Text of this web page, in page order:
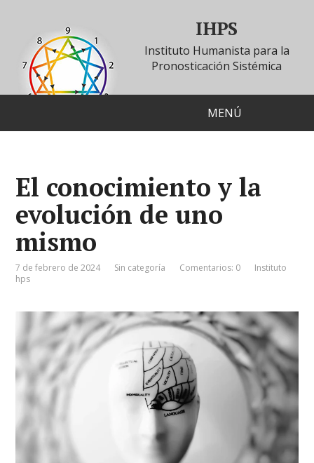
IHPS
Instituto Humanista para la
Pronosticación Sistémica
MENÚ
El conocimiento y la
evolución de uno
mismo
7 de febrero de 2024 Sin categoría Comentarios: 0
Instituto
hps